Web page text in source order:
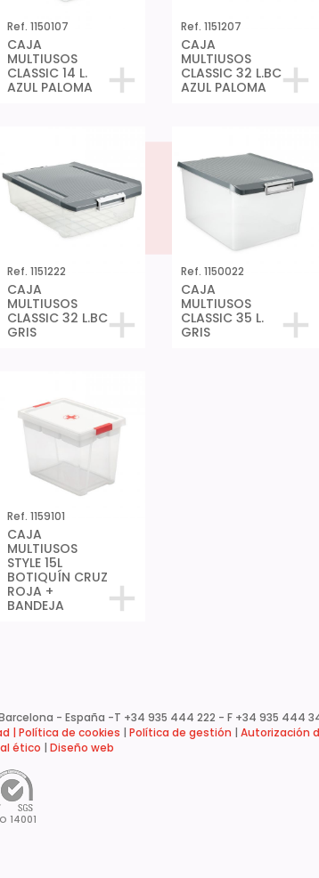
Ref. 1150107
CAJA
MULTIUSOS
CLASSIC 14 L.
AZUL PALOMA
Ref. 1151207
CAJA
MULTIUSOS
CLASSIC 32 L.BC
AZUL PALOMA
Ref. 1151222
CAJA
MULTIUSOS
CLASSIC 32 L.BC
GRIS
Ref. 1150022
CAJA
MULTIUSOS
CLASSIC 35 L.
GRIS
Ref. 1159101
CAJA
MULTIUSOS
STYLE 15L
BOTIQUÍN CRUZ
ROJA +
BANDEJA
- España -T +34 935 444 222 - F +34 935 444
| Política de cookies Política de gestión Autorización
ético Diseño web
14001